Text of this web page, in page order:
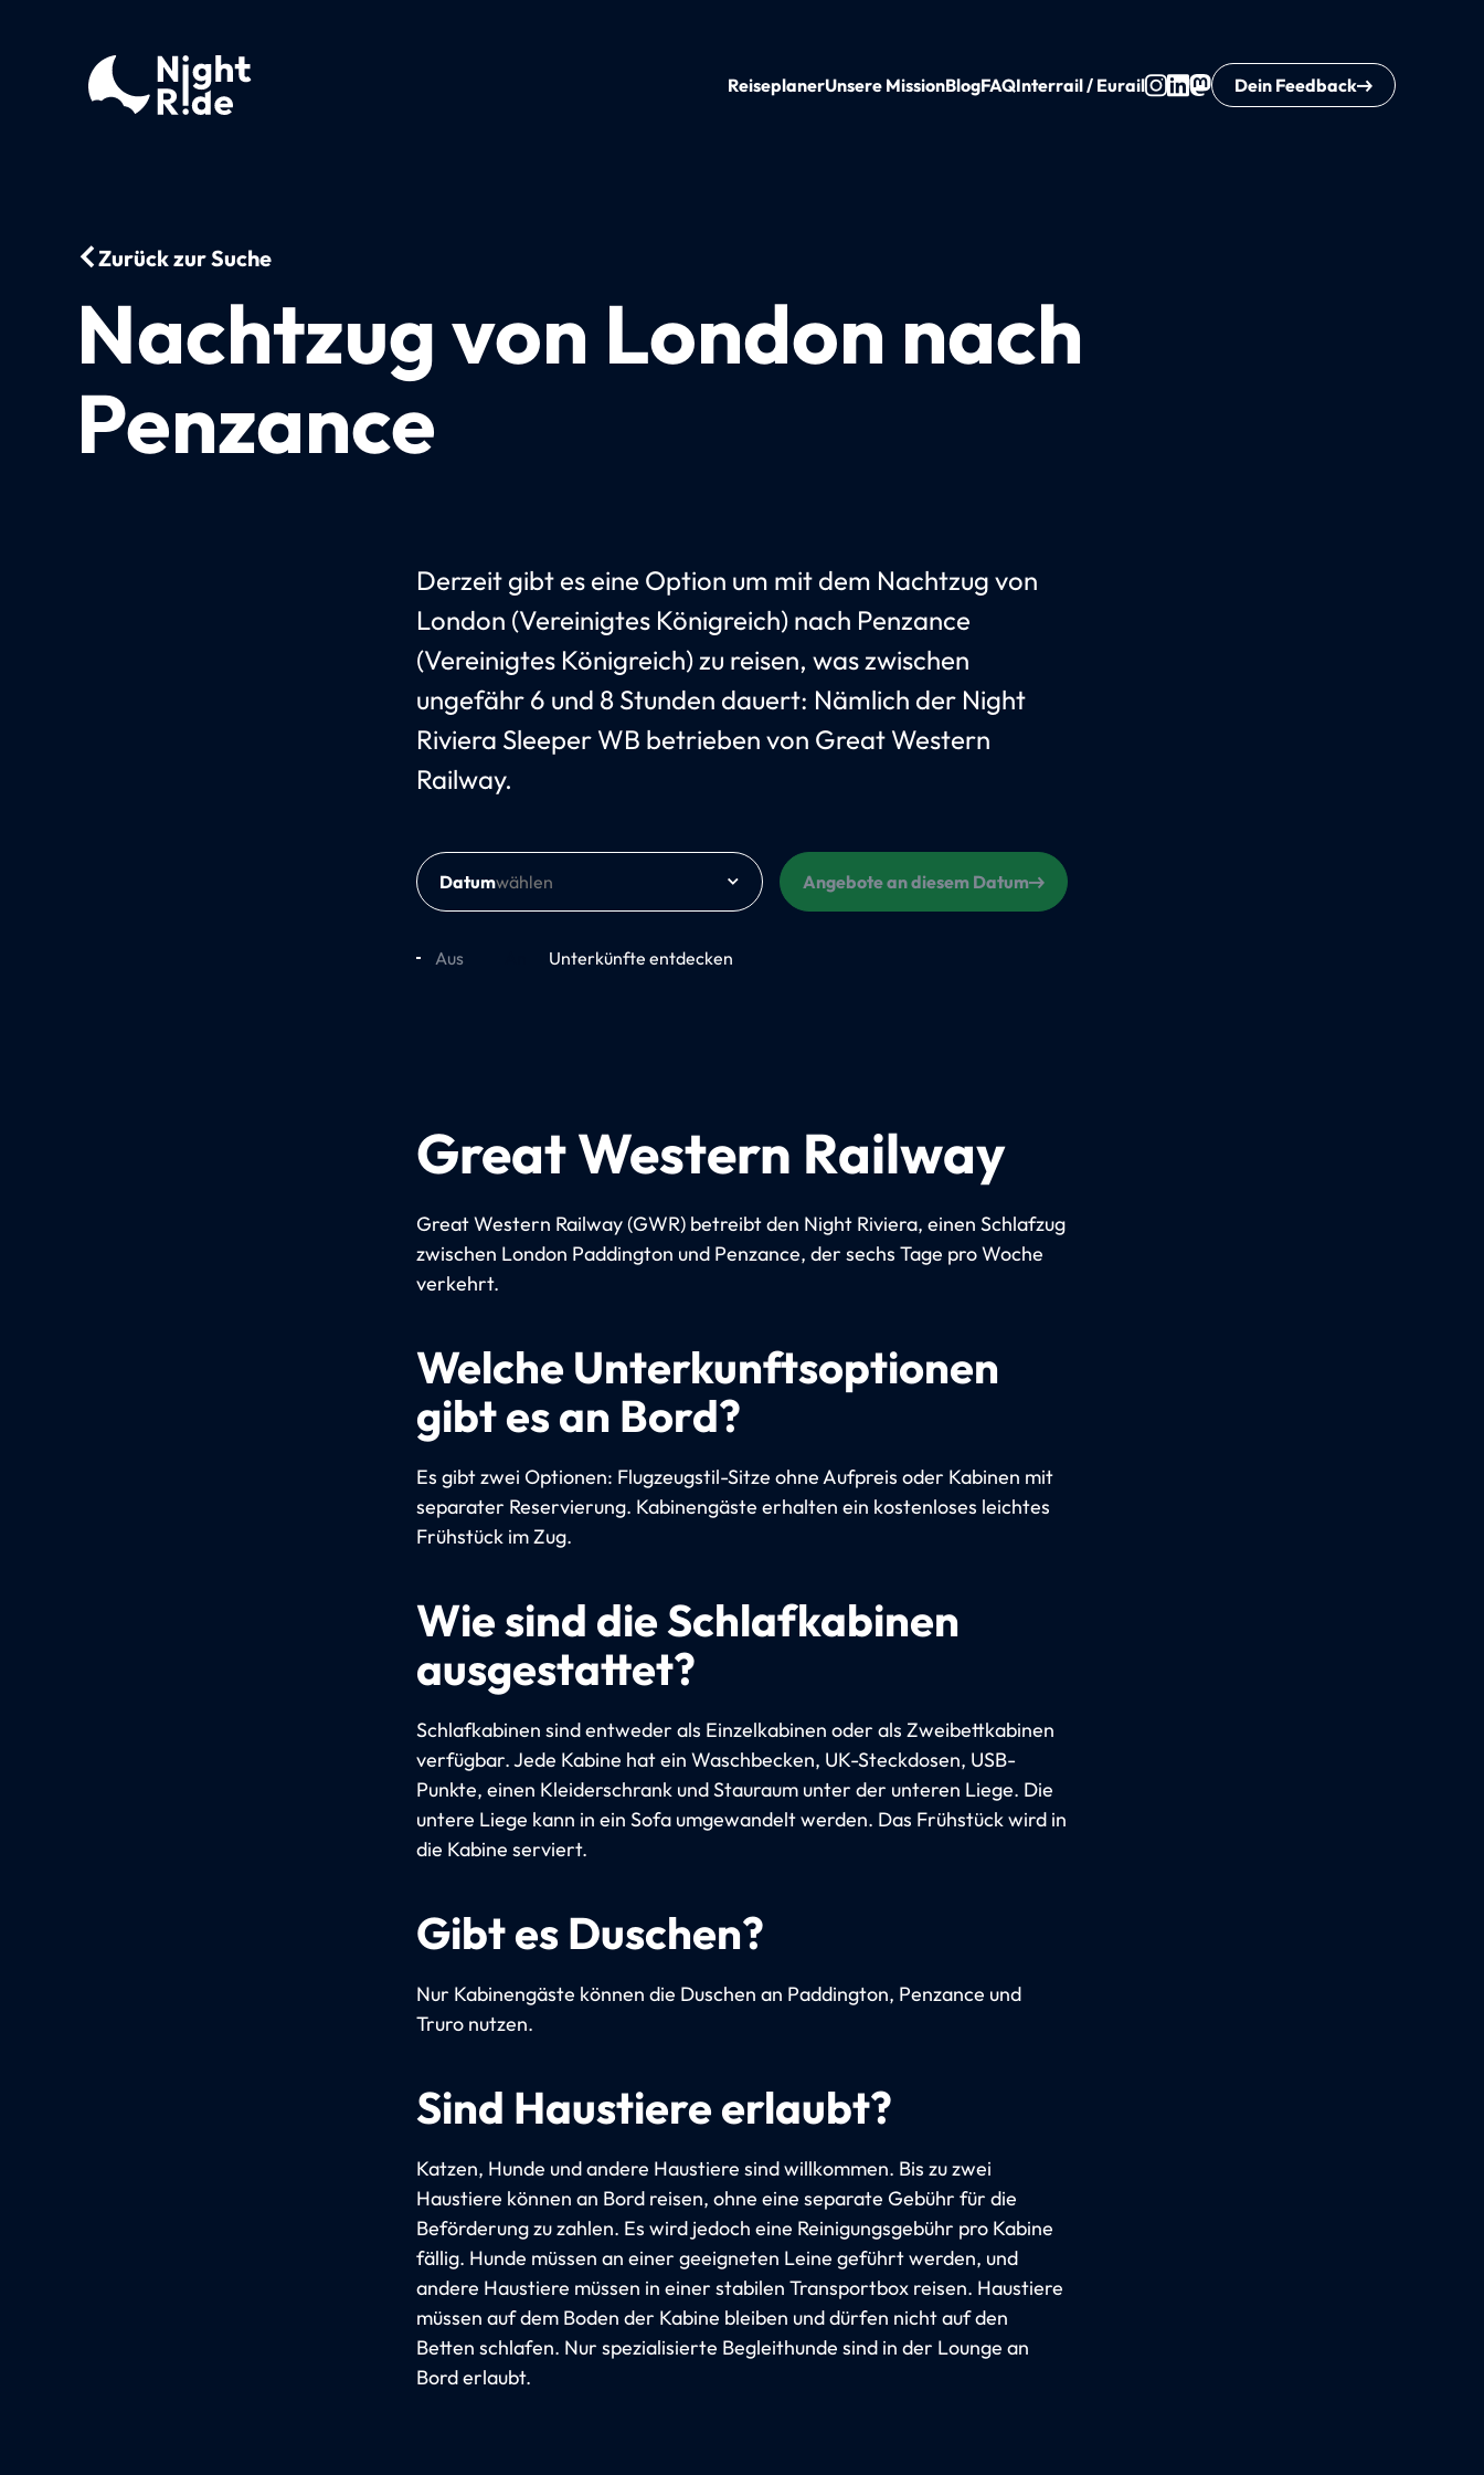
ReiseplanerUnsere MissionBlogFAQInterrail / Eurail Dein Feedback
Zurück zur Suche
Nachtzug von London nach
Penzance
Derzeit gibt es eine Option um mit dem Nachtzug von
London (Vereinigtes Königreich) nach Penzance
(Vereinigtes Königreich) zu reisen, was zwischen
ungefähr 6 und 8 Stunden dauert: Nämlich der Night
Riviera Sleeper WB betrieben von Great Western
Railway.
Datum Angebote an diesem Datum
Aus Unterkünfte entdecken
Great Western Railway
Great Western Railway (GWR) betreibt den Night Riviera, einen Schlafzug
zwischen London Paddington und Penzance, der sechs Tage pro Woche
verkehrt.
Welche Unterkunftsoptionen
gibt es an Bord?
Es gibt zwei Optionen: Flugzeugstil-Sitze ohne Aufpreis oder Kabinen mit
separater Reservierung. Kabinengäste erhalten ein kostenloses leichtes
Frühstück im Zug.
Wie sind die Schlafkabinen
ausgestattet?
Schlafkabinen sind entweder als Einzelkabinen oder als Zweibettkabinen
verfügbar. Jede Kabine hat ein Waschbecken, UK-Steckdosen, USB-
Punkte, einen Kleiderschrank und Stauraum unter der unteren Liege. Die
untere Liege kann in ein Sofa umgewandelt werden. Das Frühstück wird in
die Kabine serviert.
Gibt es Duschen?
Nur Kabinengäste können die Duschen an Paddington, Penzance und
Truro nutzen.
Sind Haustiere erlaubt?
Katzen, Hunde und andere Haustiere sind willkommen. Bis zu zwei
Haustiere können an Bord reisen, ohne eine separate Gebühr für die
Beförderung zu zahlen. Es wird jedoch eine Reinigungsgebühr pro Kabine
fällig. Hunde müssen an einer geeigneten Leine geführt werden, und
andere Haustiere müssen in einer stabilen Transportbox reisen. Haustiere
müssen auf dem Boden der Kabine bleiben und dürfen nicht auf den
Betten schlafen. Nur spezialisierte Begleithunde sind in der Lounge an
Bord erlaubt.